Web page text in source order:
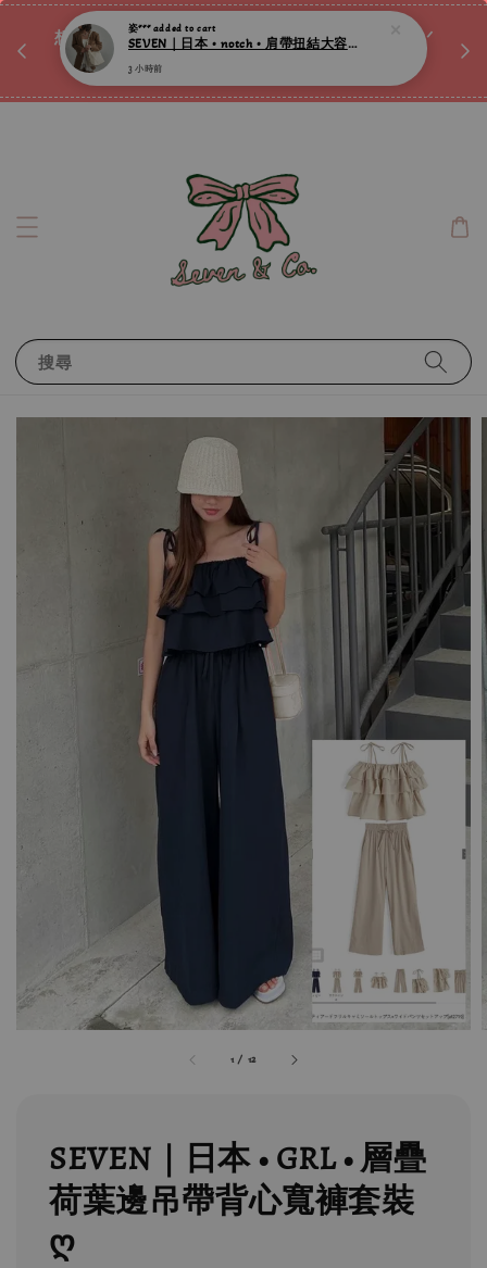
想訂製屬於自己的『水晶手鍊』嗎ꕀ♡ 私訊我們.ᐟ.ᐟ
📣Instagram 這邊按下去
搜尋
1 / 12
SEVEN｜日本 • GRL • 層疊
荷葉邊吊帶背心寬褲套裝
ღ
姿***added to cart
SEVEN｜日本 • notch • 肩帶扭結大容量微光澤肩背包 ღ
3 小時前